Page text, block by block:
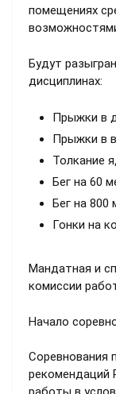
помещениях
Будут
дисциплинах:
Прыжки в
Прыжки в
Толкание
Бег на 60
Бег на 800
Гонки на
Мандатная и
комиссии
Начало
Соревнования
рекомендаций